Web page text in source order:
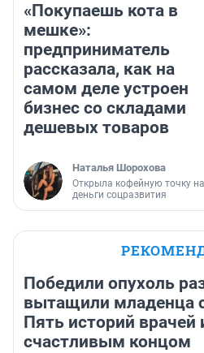
«Покупаешь кота в
мешке»:
предприниматель
рассказала, как на
самом деле устроен
бизнес со складами
дешевых товаров
Наталья Шорохова
Открыла кофейную точку на
деньги соцразвития
Победили опухоль
вытащили младенца
Пять историй
счастливым концом